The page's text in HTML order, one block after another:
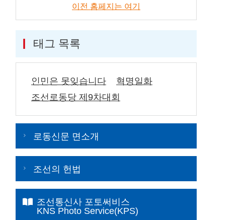
이전 홈페지는 여기
태그 목록
인민은 못잊습니다
혁명일화
조선로동당 제9차대회
로동신문 면소개
조선의 헌법
조선통신사 포토써비스
KNS Photo Service(KPS)